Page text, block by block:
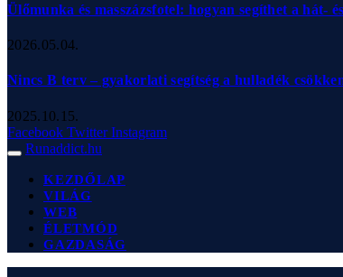
Ülőmunka és masszázsfotel: hogyan segíthet a hát-
2026.05.04.
Nincs B terv – gyakorlati segítség a hulladék
2025.10.15.
Facebook Twitter Instagram
Runaddict.hu
KEZDŐLAP
VILÁG
WEB
ÉLETMÓD
GAZDASÁG